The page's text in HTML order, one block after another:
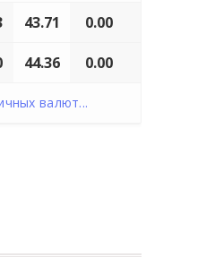
43.71 0.00
44.36 0.00
валют...